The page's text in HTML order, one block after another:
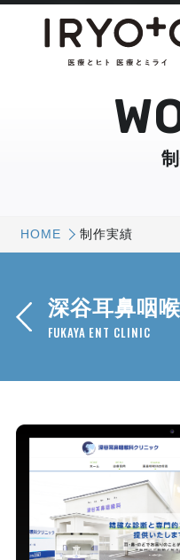
HOME 制作実績
深谷耳鼻咽
FUKAYA ENT CLINIC